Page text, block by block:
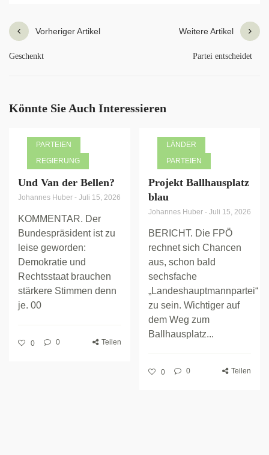
Vorheriger Artikel
Geschenkt
Weitere Artikel
Partei entscheidet
Könnte Sie Auch Interessieren
PARTEIEN
REGIERUNG
Und Van der Bellen?
Johannes Huber - Juli 15, 2026
KOMMENTAR. Der
Bundespräsident ist zu
leise geworden:
Demokratie und
Rechtsstaat brauchen
stärkere Stimmen denn
je. 00
0 0 Teilen
LÄNDER
PARTEIEN
Projekt Ballhausplatz
blau
Johannes Huber - Juli 15, 2026
BERICHT. Die FPÖ
rechnet sich Chancen
aus, schon bald
sechsfache
„Landeshauptmannpartei“
zu sein. Wichtiger auf
dem Weg zum
Ballhausplatz...
0 0 Teilen